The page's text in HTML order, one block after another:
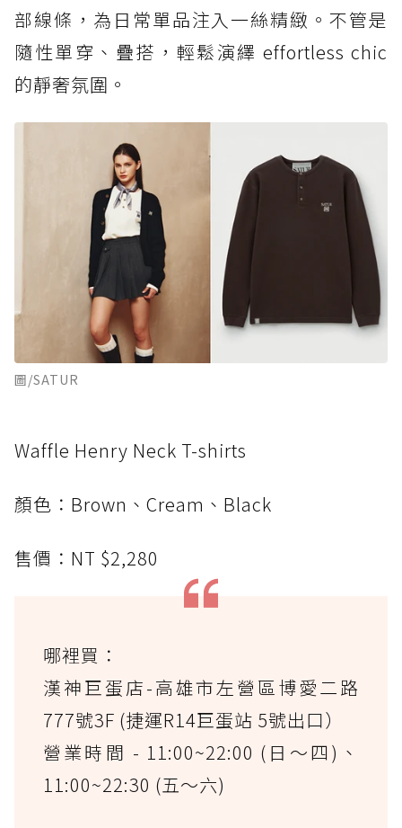
部線條，為日常單品注入一絲精緻。不管是
隨性單穿、疊搭，輕鬆演繹 effortless chic
的靜奢氛圍。
圖/SATUR
Waffle Henry Neck T-shirts
顏色：Brown、Cream、Black
售價：NT $2,280
哪裡買：
漢神巨蛋店-高雄市左營區博愛二路
777號3F (捷運R14巨蛋站 5號出口）
營業時間 - 11:00~22:00 (日～四)、
11:00~22:30 (五～六)